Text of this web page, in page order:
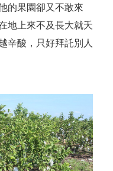
的果園卻又不敢來
地上來不及長大就夭
辛酸，只好拜託別人